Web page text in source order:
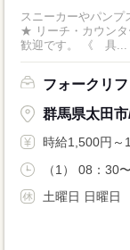
スニーカーやパン
★ リーチ・カウンターどちらの経験でもOK！ ブランクがある方も
歓迎です。 《 具...
フォークリフ
群馬県太田
時給1,500円～
（1） 08：30
土曜日 日曜日